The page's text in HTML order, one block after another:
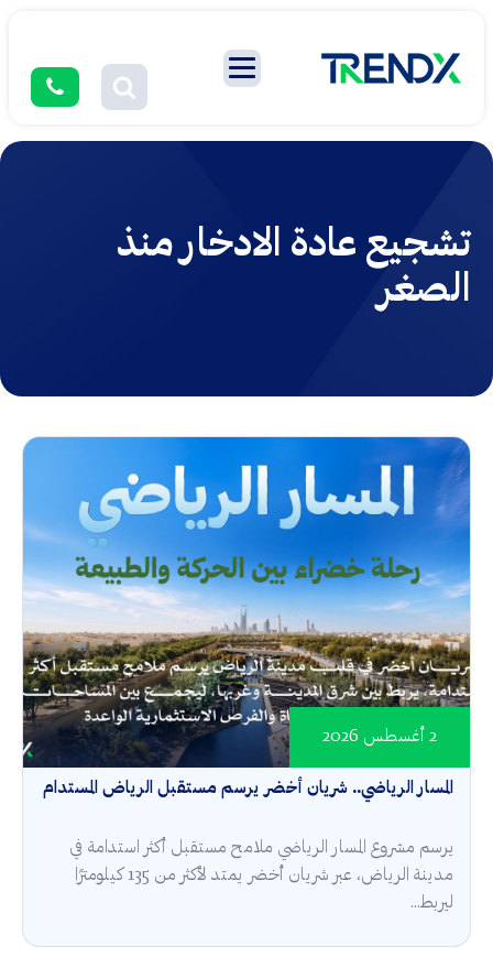
تشجيع عادة الادخار منذ
الصغر
المسار الرياضي.. شريان أخضر يرسم مستقبل الرياض المستدام
2 أغسطس 2026
يرسم مشروع المسار الرياضي ملامح مستقبل أكثر استدامة في
مدينة الرياض، عبر شريان أخضر يمتد لأكثر من 135 كيلومترًا
ليربط...